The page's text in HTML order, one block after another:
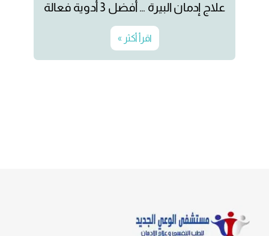
علاج إدمان البيرة … أفضل 3 أدوية فعالة
اقرأ أكثر »